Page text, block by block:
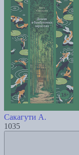
Сакагути А.
1035